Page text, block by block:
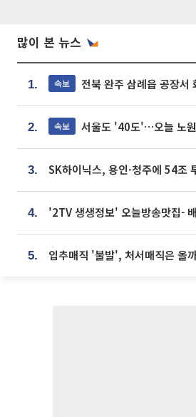
많이 본 뉴스
1. 속보 전북 완주 삼례읍 공장서
2. 속보 서울도 '40도'…오늘 노
3.
4.
5. 입추매직 '불발', 처서매직은 올